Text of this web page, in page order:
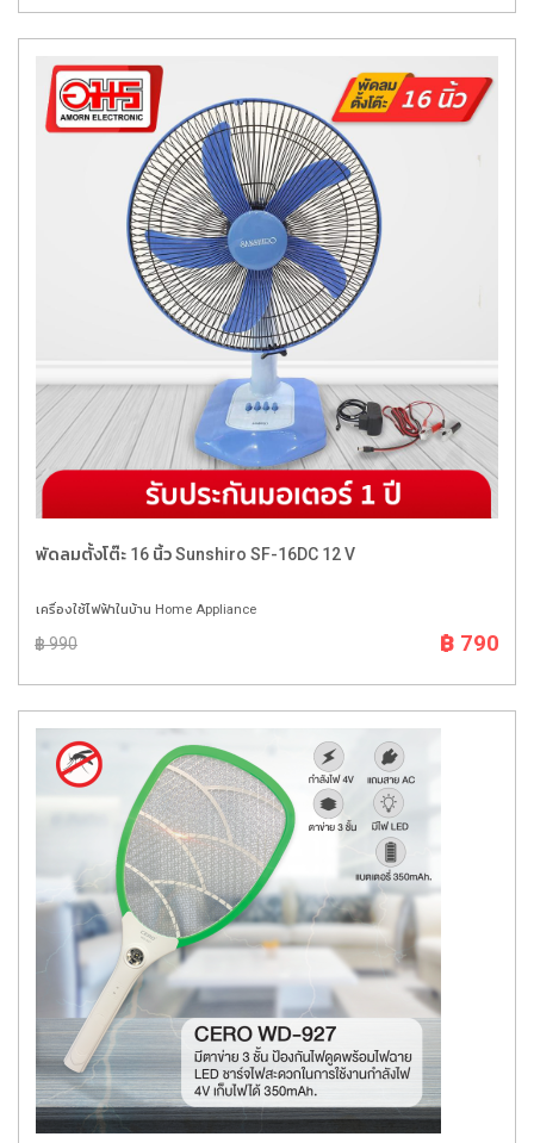
พัดลมตั้งโต๊ะ 16 นิ้ว Sunshiro SF-16DC 12 V
เครื่องใช้ไฟฟ้าในบ้าน Home Appliance
฿ 990 ฿ 790